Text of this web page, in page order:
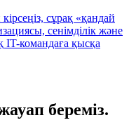
сұрақ «қандай
сенімділік және
IT-командаға қысқа
береміз.